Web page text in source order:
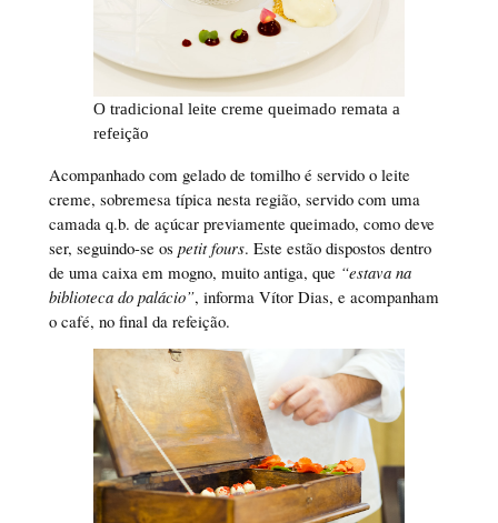
O tradicional leite creme queimado remata a
refeição
Acompanhado com gelado de tomilho é servido o leite
creme, sobremesa típica nesta região, servido com uma
camada q.b. de açúcar previamente queimado, como deve
ser, seguindo-se os petit fours. Este estão dispostos dentro
de uma caixa em mogno, muito antiga, que “estava na
biblioteca do palácio”, informa Vítor Dias, e acompanham
o café, no final da refeição.